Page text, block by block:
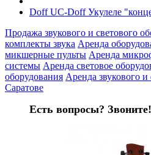
Doff UC-Doff Укулеле
Продажа звукового и светового
комплекты звука Аренда
микшерные пульты Аренда
системы Аренда световое
оборудования Аренда звукового и
Саратове
Есть вопросы?